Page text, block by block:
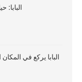
البابا:
البابا يركع في المكان